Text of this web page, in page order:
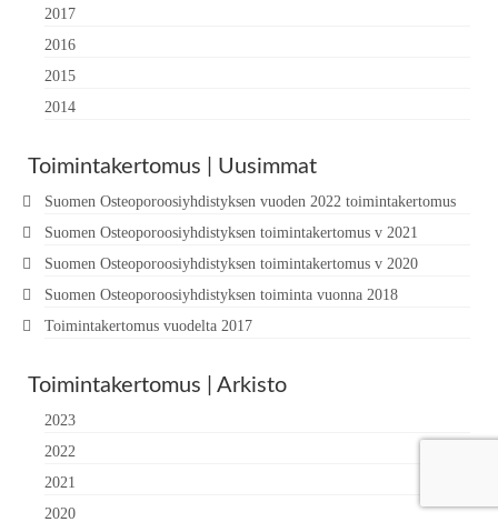
2017
2016
2015
2014
Toimintakertomus | Uusimmat
Suomen Osteoporoosiyhdistyksen vuoden 2022 toimintakertomus
Suomen Osteoporoosiyhdistyksen toimintakertomus v 2021
Suomen Osteoporoosiyhdistyksen toimintakertomus v 2020
Suomen Osteoporoosiyhdistyksen toiminta vuonna 2018
Toimintakertomus vuodelta 2017
Toimintakertomus | Arkisto
2023
2022
2021
2020